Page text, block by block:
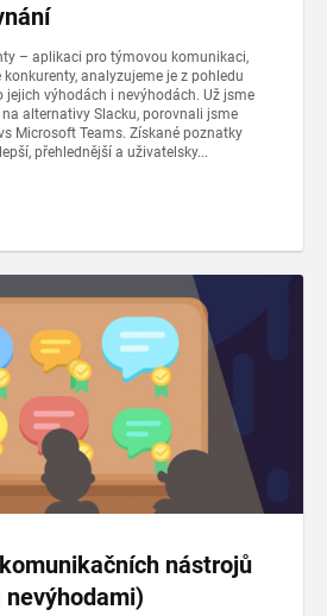
– aplikaci pro týmovou komunikaci,
analyzujeme je z pohledu
jejich výhodách i nevýhodách. Už jsme
alternativy Slacku, porovnali jsme
Microsoft Teams. Získané poznatky
přehlednější a uživatelsky...
nástrojů
nevýhodami)